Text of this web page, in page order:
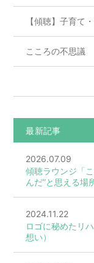
【傾聴】子育て
こころの不思議
最新記事
2026.07.09
傾聴ラウンジ「
んだ”と思える場
2024.11.22
ロゴに秘めたリ
想い）